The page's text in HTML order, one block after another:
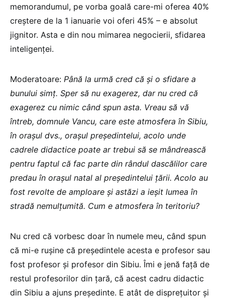
memorandumul, pe vorba goală care-mi oferea 40%
creștere de la 1 ianuarie voi oferi 45% – e absolut
jignitor. Asta e din nou mimarea negocierii, sfidarea
inteligenței.
Moderatoare: Până la urmă cred că și o sfidare a
bunului simț. Sper să nu exagerez, dar nu cred că
exagerez cu nimic când spun asta. Vreau să vă
întreb, domnule Vancu, care este atmosfera în Sibiu,
în orașul dvs., orașul președintelui, acolo unde
cadrele didactice poate ar trebui să se mândrească
pentru faptul că fac parte din rândul dascălilor care
predau în orașul natal al președintelui țării. Acolo au
fost revolte de amploare și astăzi a ieșit lumea în
stradă nemulțumită. Cum e atmosfera în teritoriu?
Nu cred că vorbesc doar în numele meu, când spun
că mi-e rușine că președintele acesta e profesor sau
fost profesor și profesor din Sibiu. Îmi e jenă față de
restul profesorilor din țară, că acest cadru didactic
din Sibiu a ajuns președinte. E atât de disprețuitor și